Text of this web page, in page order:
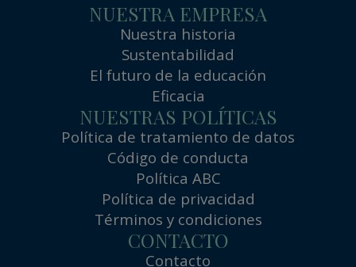
NUESTRA EMPRESA
Nuestra historia
Sustentabilidad
El futuro de la educación
Eficacia
NUESTRAS POLÍTICAS
Política de tratamiento de datos
Código de conducta
Política ABC
Política de privacidad
Términos y condiciones
CONTACTO
Contacto